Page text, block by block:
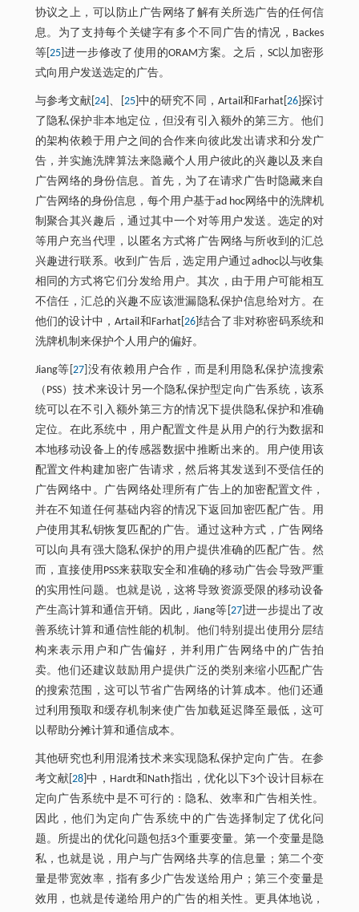
协议之上，可以防止广告网络了解有关所选广告的任何信
息。为了支持每个关键字有多个不同广告的情况，Backes
等[ 25 ]进一步修改了使用的ORAM方案。之后，SC以加密形
式向用户发送选定的广告。
与参考文献[24 ]、[ 25]中的研究不同，Artail和Farhat[26 ]探讨
了隐私保护非本地定位，但没有引入额外的第三方。他们
的架构依赖于用户之间的合作来向彼此发出请求和分发广
告，并实施洗牌算法来隐藏个人用户彼此的兴趣以及来自
广告网络的身份信息。首先，为了在请求广告时隐藏来自
广告网络的身份信息，每个用户基于ad hoc网络中的洗牌机
制聚合其兴趣后，通过其中一个对等用户发送。选定的对
等用户充当代理，以匿名方式将广告网络与所收到的汇总
兴趣进行联系。收到广告后，选定用户通过adhoc以与收集
相同的方式将它们分发给用户。其次，由于用户可能相互
不信任，汇总的兴趣不应该泄漏隐私保护信息给对方。在
他们的设计中，Artail和Farhat[ 26]结合了非对称密码系统和
洗牌机制来保护个人用户的偏好。
Jiang等[27 ]没有依赖用户合作，而是利用隐私保护流搜索
（PSS）技术来设计另一个隐私保护型定向广告系统，该系
统可以在不引入额外第三方的情况下提供隐私保护和准确
定位。在此系统中，用户配置文件是从用户的行为数据和
本地移动设备上的传感器数据中推断出来的。用户使用该
配置文件构建加密广告请求，然后将其发送到不受信任的
广告网络中。广告网络处理所有广告上的加密配置文件，
并在不知道任何基础内容的情况下返回加密匹配广告。用
户使用其私钥恢复匹配的广告。通过这种方式，广告网络
可以向具有强大隐私保护的用户提供准确的匹配广告。然
而，直接使用PSS来获取安全和准确的移动广告会导致严重
的实用性问题。也就是说，这将导致资源受限的移动设备
产生高计算和通信开销。因此，Jiang等[ 27]进一步提出了改
善系统计算和通信性能的机制。他们特别提出使用分层结
构来表示用户和广告偏好，并利用广告网络中的广告拍
卖。他们还建议鼓励用户提供广泛的类别来缩小匹配广告
的搜索范围，这可以节省广告网络的计算成本。他们还通
过利用预取和缓存机制来使广告加载延迟降至最低，这可
以帮助分摊计算和通信成本。
其他研究也利用混淆技术来实现隐私保护定向广告。在参
考文献[28 ]中，Hardt和Nath指出，优化以下3个设计目标在
定向广告系统中是不可行的：隐私、效率和广告相关性。
因此，他们为定向广告系统中的广告选择制定了优化问
题。所提出的优化问题包括3个重要变量。第一个变量是隐
私，也就是说，用户与广告网络共享的信息量；第二个变
量是带宽效率，指有多少广告发送给用户；第三个变量是
效用，也就是传递给用户的广告的相关性。更具体地说，